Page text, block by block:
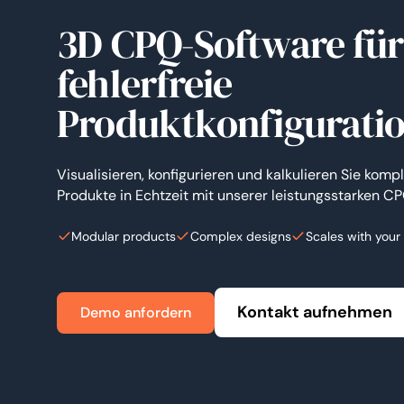
3D CPQ-Software für
fehlerfreie
Visualisieren, konfigurieren und kalkulieren Sie
Produkte in Echtzeit mit unserer leistungsstarken
Modular products Complex designs Scales with
Demo anfordern Kontakt aufnehmen